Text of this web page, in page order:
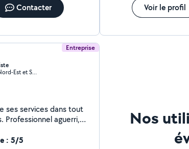
Contacter Voir le profil
Entreprise
Saint-Gély-du-Fesc (Est Nord-Est et Sud-Est)
ses services dans tout
Professionnel aguerri,
de prévention aux
: 5/5
Nos